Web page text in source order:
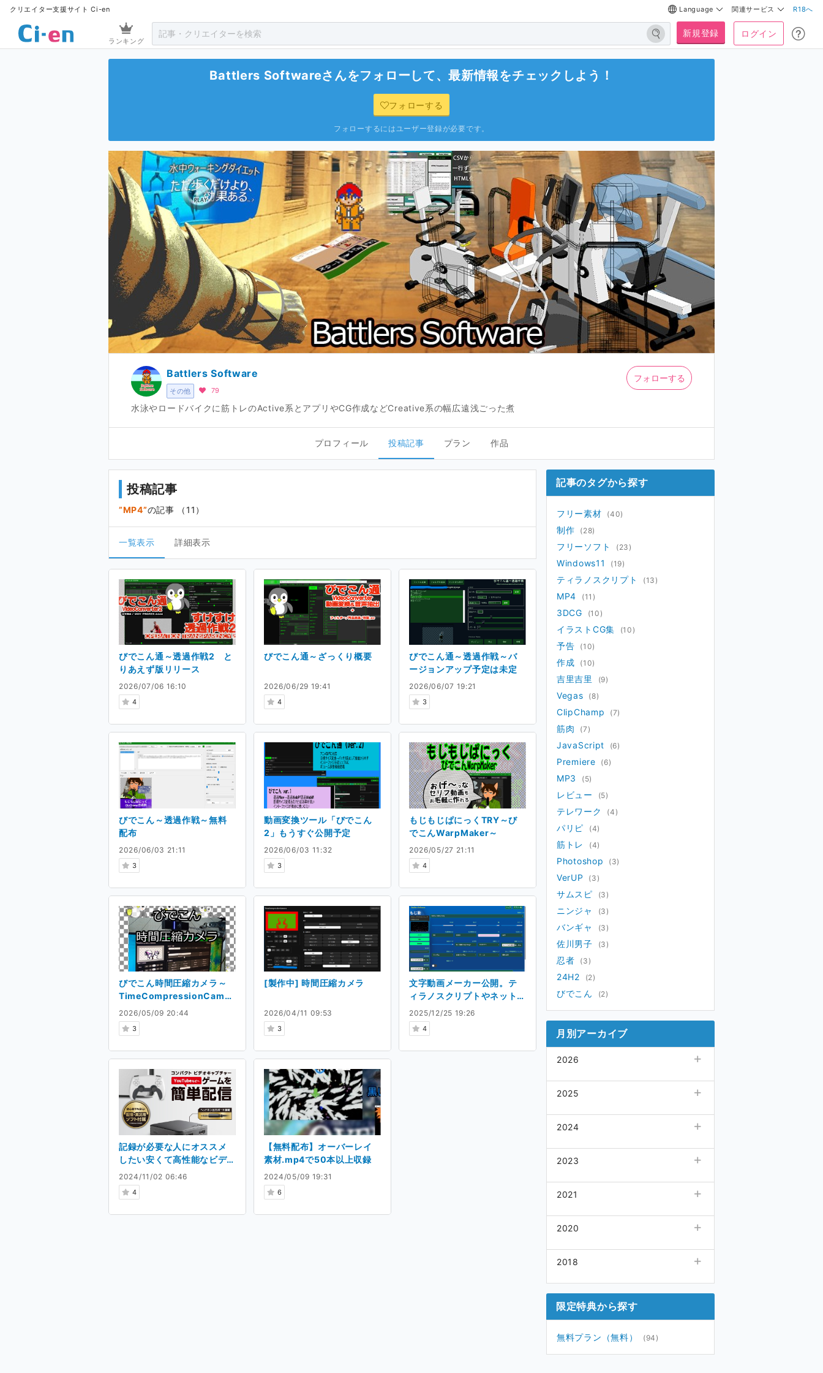
クリエイター支援サイト Ci-en Language 関連サービス R18へ
ランキング
新規登録 ログイン
Battlers Softwareさんをフォローして、最新情報をチェックしよう！
フォローする
フォローするにはユーザー登録が必要です。
その他
Battlers Software
79
水泳やロードバイクに筋トレのActive系とアプリやCG作成などCreative系の幅広遠浅ごった煮
フォローする
プロフィール 投稿記事 プラン 作品
投稿記事
MP4 の記事 （11）
一覧表示 詳細表示
2026/07/06 16:10
4
びでこん通～透過作戦2 と
りあえず版リリース
2026/06/29 19:41
4
びでこん通～ざっくり概要
2026/06/07 19:21
3
びでこん通～透過作戦～バ
ージョンアップ予定は未定
2026/06/03 21:11
3
びでこん～透過作戦～無料
配布
2026/06/03 11:32
3
動画変換ツール「びでこん
2」もうすぐ公開予定
2026/05/27 21:11
4
もじもじぱにっくTRY～び
でこんWarpMaker～
2026/05/09 20:44
3
びでこん時間圧縮カメラ～
TimeCompressionCamer
a
2026/04/11 09:53
3
[製作中] 時間圧縮カメラ
2025/12/25 19:26
4
文字動画メーカー公開。テ
ィラノスクリプトやネット
動画で使ってOKな素材を作
成するアプリ
2024/11/02 06:46
4
記録が必要な人にオススメ
したい安くて高性能なビデ
オキャプチャー
2024/05/09 19:31
6
【無料配布】オーバーレイ
素材.mp4で50本以上収録
記事のタグから探す
フリー素材 (40)
制作 (28)
フリーソフト (23)
Windows11 (19)
ティラノスクリプト (13)
MP4 (11)
3DCG (10)
イラストCG集 (10)
予告 (10)
作成 (10)
吉里吉里 (9)
Vegas (8)
ClipChamp (7)
筋肉 (7)
JavaScript (6)
Premiere (6)
MP3 (5)
レビュー (5)
テレワーク (4)
パリピ (4)
筋トレ (4)
Photoshop (3)
VerUP (3)
サムスピ (3)
ニンジャ (3)
バンギャ (3)
佐川男子 (3)
忍者 (3)
24H2 (2)
びでこん (2)
月別アーカイブ
2026
06月
04月
02月
2025
10月
02月
2024
11月 (1)
09月
07月
05月
03月 (3)
02月 (2)
2023
11月
05月
2021
08月
06月
02月 (1)
01月 (1)
2020
09月
07月
06月 (2)
2018
限定特典から探す
無料プラン（無料） (94)